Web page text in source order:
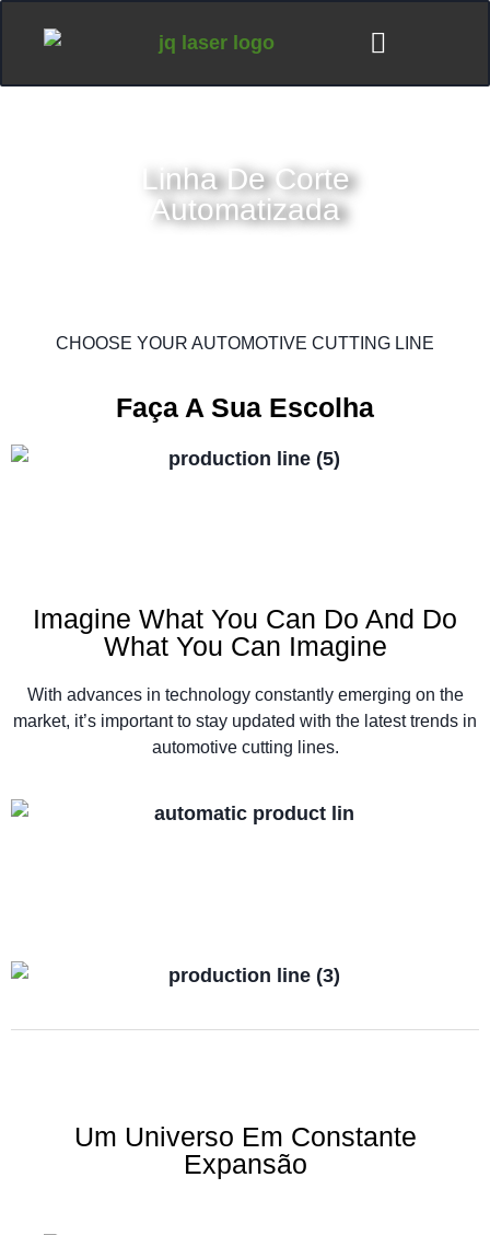
Linha De Corte
Automatizada
CHOOSE YOUR AUTOMOTIVE CUTTING LINE
Faça A Sua Escolha
Imagine What You Can Do And Do
What You Can Imagine
With advances in technology constantly emerging on the
market, it’s important to stay updated with the latest trends in
automotive cutting lines.
Um Universo Em Constante
Expansão